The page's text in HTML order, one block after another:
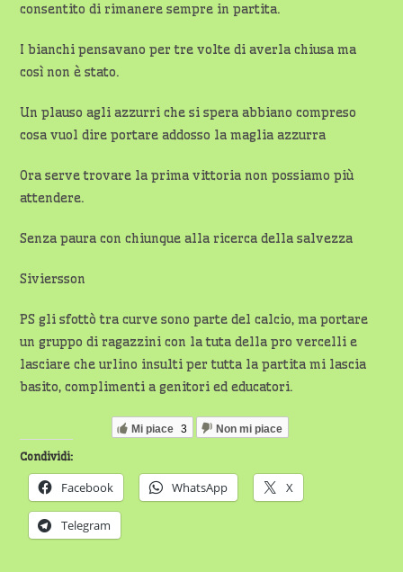
consentito di rimanere sempre in partita.
I bianchi pensavano per tre volte di averla chiusa ma
così non è stato.
Un plauso agli azzurri che si spera abbiano compreso
cosa vuol dire portare addosso la maglia azzurra
Ora serve trovare la prima vittoria non possiamo più
attendere.
Senza paura con chiunque alla ricerca della salvezza
Siviersson
PS gli sfottò tra curve sono parte del calcio, ma portare
un gruppo di ragazzini con la tuta della pro vercelli e
lasciare che urlino insulti per tutta la partita mi lascia
basito, complimenti a genitori ed educatori.
Mi piace 3 Non mi piace
Condividi:
Facebook WhatsApp X
Telegram